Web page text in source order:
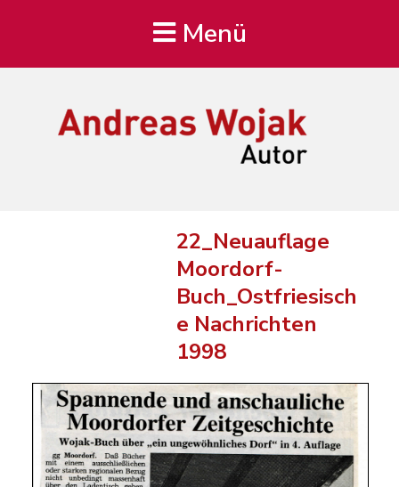
Menü
22_Neuauflage
Moordorf-
Buch_Ostfriesisch
e Nachrichten
1998